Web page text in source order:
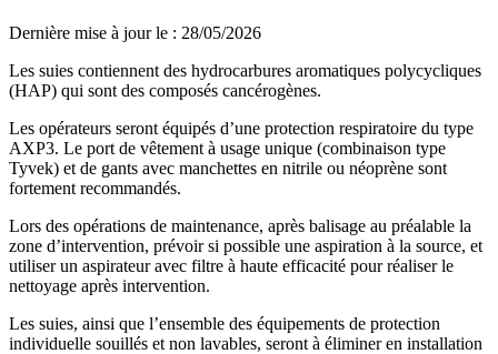
Dernière mise à jour le : 28/05/2026
Les suies contiennent des hydrocarbures aromatiques polycycliques
(HAP) qui sont des composés cancérogènes.
Les opérateurs seront équipés d’une protection respiratoire du type
AXP3. Le port de vêtement à usage unique (combinaison type
Tyvek) et de gants avec manchettes en nitrile ou néoprène sont
fortement recommandés.
Lors des opérations de maintenance, après balisage au préalable la
zone d’intervention, prévoir si possible une aspiration à la source, et
utiliser un aspirateur avec filtre à haute efficacité pour réaliser le
nettoyage après intervention.
Les suies, ainsi que l’ensemble des équipements de protection
individuelle souillés et non lavables, seront à éliminer en installation